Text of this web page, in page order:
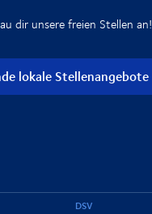
dir unsere freien Stellen an!
lokale Stellenangebote
DSV